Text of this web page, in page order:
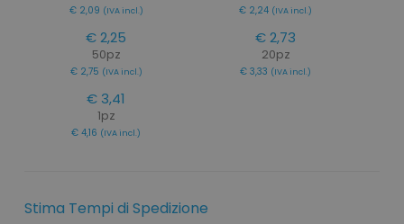
€ 2,09 (IVA incl.) € 2,24 (IVA incl.)
€ 2,25
50pz
€ 2,75 (IVA incl.)
€ 2,73
20pz
€ 3,33 (IVA incl.)
€ 3,41
1pz
€ 4,16 (IVA incl.)
Stima Tempi di Spedizione